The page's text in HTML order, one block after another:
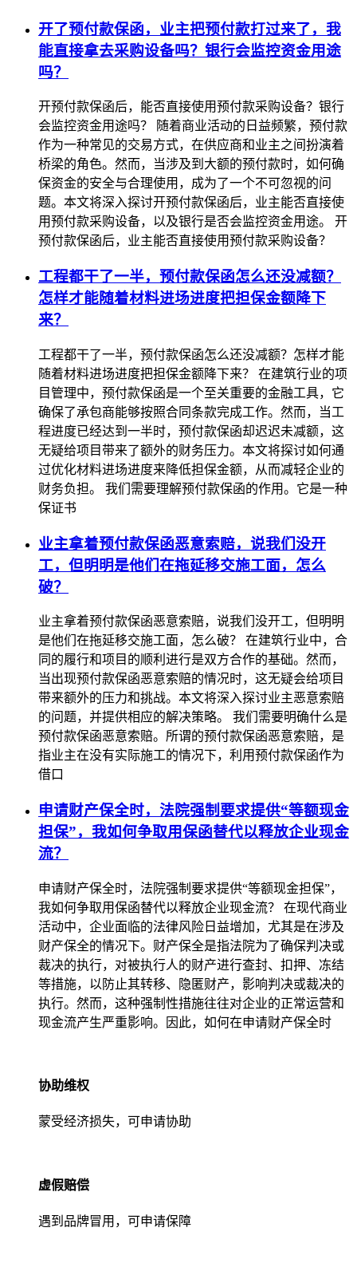
开了预付款保函，业主把预付款打过来了，我
能直接拿去采购设备吗？银行会监控资金用途
吗？
开预付款保函后，能否直接使用预付款采购设备？银行
会监控资金用途吗？ 随着商业活动的日益频繁，预付款
作为一种常见的交易方式，在供应商和业主之间扮演着
桥梁的角色。然而，当涉及到大额的预付款时，如何确
保资金的安全与合理使用，成为了一个不可忽视的问
题。本文将深入探讨开预付款保函后，业主能否直接使
用预付款采购设备，以及银行是否会监控资金用途。 开
预付款保函后，业主能否直接使用预付款采购设备？
工程都干了一半，预付款保函怎么还没减额？
怎样才能随着材料进场进度把担保金额降下
来？
工程都干了一半，预付款保函怎么还没减额？怎样才能
随着材料进场进度把担保金额降下来？ 在建筑行业的项
目管理中，预付款保函是一个至关重要的金融工具，它
确保了承包商能够按照合同条款完成工作。然而，当工
程进度已经达到一半时，预付款保函却迟迟未减额，这
无疑给项目带来了额外的财务压力。本文将探讨如何通
过优化材料进场进度来降低担保金额，从而减轻企业的
财务负担。 我们需要理解预付款保函的作用。它是一种
保证书
业主拿着预付款保函恶意索赔，说我们没开
工，但明明是他们在拖延移交施工面，怎么
破？
业主拿着预付款保函恶意索赔，说我们没开工，但明明
是他们在拖延移交施工面，怎么破？ 在建筑行业中，合
同的履行和项目的顺利进行是双方合作的基础。然而，
当出现预付款保函恶意索赔的情况时，这无疑会给项目
带来额外的压力和挑战。本文将深入探讨业主恶意索赔
的问题，并提供相应的解决策略。 我们需要明确什么是
预付款保函恶意索赔。所谓的预付款保函恶意索赔，是
指业主在没有实际施工的情况下，利用预付款保函作为
借口
申请财产保全时，法院强制要求提供“等额现金
担保”，我如何争取用保函替代以释放企业现金
流？
申请财产保全时，法院强制要求提供“等额现金担保”，
我如何争取用保函替代以释放企业现金流？ 在现代商业
活动中，企业面临的法律风险日益增加，尤其是在涉及
财产保全的情况下。财产保全是指法院为了确保判决或
裁决的执行，对被执行人的财产进行查封、扣押、冻结
等措施，以防止其转移、隐匿财产，影响判决或裁决的
执行。然而，这种强制性措施往往对企业的正常运营和
现金流产生严重影响。因此，如何在申请财产保全时
协助维权
蒙受经济损失，可申请协助
虚假赔偿
遇到品牌冒用，可申请保障